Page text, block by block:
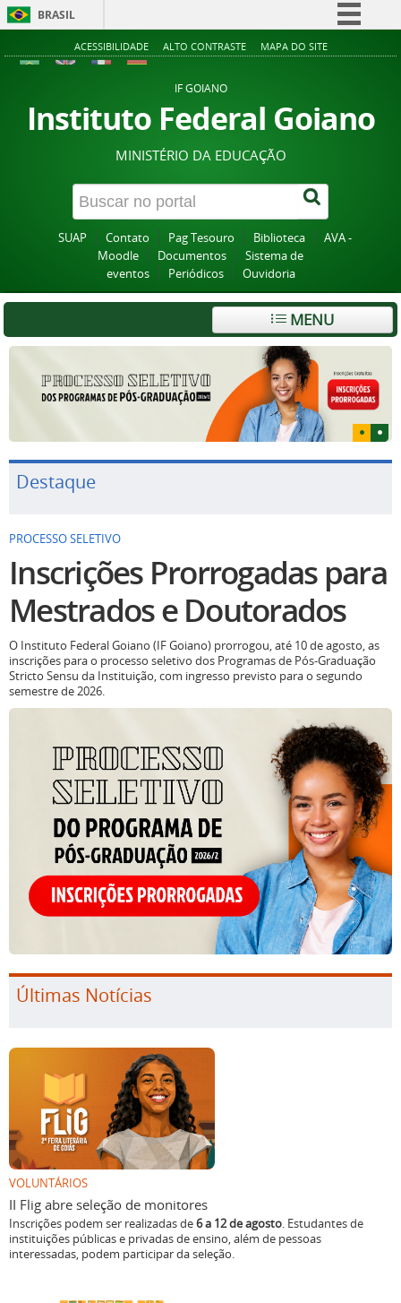
BRASIL
Simplifique!
Acesso à informação
Legislação
Canais
ACESSIBILIDADE ALTO CONTRASTE MAPA DO SITE
IF GOIANO
Instituto Federal Goiano
MINISTÉRIO DA EDUCAÇÃO
SUAP Contato Pag Tesouro Biblioteca
AVA -
Moodle
Documentos
Sistema de
eventos
Periódicos Ouvidoria
MENU
Destaque
PROCESSO SELETIVO
Inscrições Prorrogadas para
Mestrados e Doutorados
O Instituto Federal Goiano (IF Goiano) prorrogou, até 10 de agosto, as
inscrições para o processo seletivo dos Programas de Pós-Graduação
Stricto Sensu da Instituição, com ingresso previsto para o segundo
semestre de 2026.
Últimas Notícias
VOLUNTÁRIOS
II Flig abre seleção de monitores
Inscrições podem ser realizadas de6 a 12 de agosto. Estudantes de
instituições públicas e privadas de ensino, além de pessoas
interessadas, podem participar da seleção.